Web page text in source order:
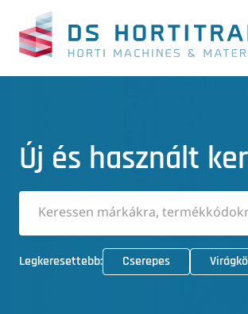
Új és használt
Legkeresettebb: Cserepes